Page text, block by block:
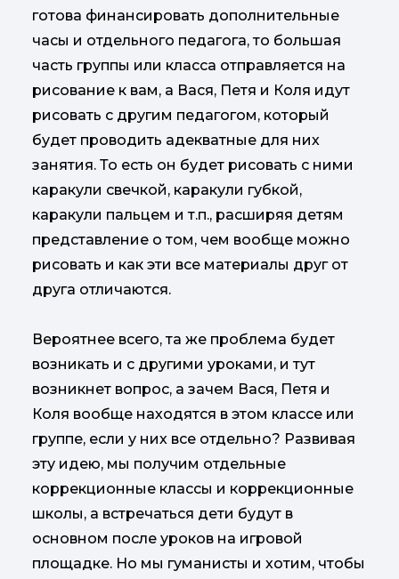
готова финансировать дополнительные
часы и отдельного педагога, то большая
часть группы или класса отправляется на
рисование к вам, а Вася, Петя и Коля идут
рисовать с другим педагогом, который
будет проводить адекватные для них
занятия. То есть он будет рисовать с ними
каракули свечкой, каракули губкой,
каракули пальцем и т.п., расширяя детям
представление о том, чем вообще можно
рисовать и как эти все материалы друг от
друга отличаются.
Вероятнее всего, та же проблема будет
возникать и с другими уроками, и тут
возникнет вопрос, а зачем Вася, Петя и
Коля вообще находятся в этом классе или
группе, если у них все отдельно? Развивая
эту идею, мы получим отдельные
коррекционные классы и коррекционные
школы, а встречаться дети будут в
основном после уроков на игровой
площадке. Но мы гуманисты и хотим, чтобы